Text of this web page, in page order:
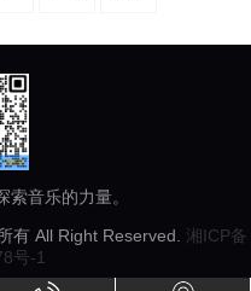
音乐的力量。
有 All Right Reserved. 湘ICP备
号-1